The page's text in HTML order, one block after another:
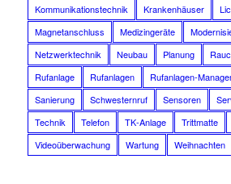
Kommunikationstechnik
Krankenhäuser
Magnetanschluss
Medizingeräte
Netzwerktechnik
Neubau Planung
Rufanlage
Rufanlagen
Rufanlagen-
Sanierung
Schwesternruf Sensoren
Technik
Telefon TK-Anlage Trittmatte
Videoüberwachung
Wartung Weihnachten